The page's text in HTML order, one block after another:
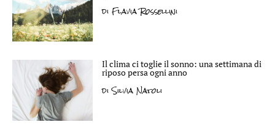
di Flavia Rossellini
Il clima ci toglie il sonno: una settimana di
riposo persa ogni anno
diSilvia Natoli